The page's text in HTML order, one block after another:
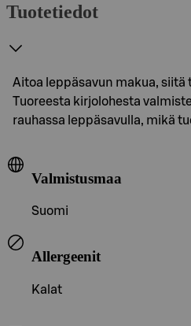
Tuotetiedot
Aitoa leppäsavun makua,
Tuoreesta kirjolohesta
rauhassa leppäsavulla, mikä
Valmistusmaa
Suomi
Allergeenit
Kalat